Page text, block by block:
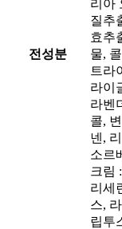
전성분
리아
질추
효추
물,
트라
라이
라벤
콜,
넨,
소르
크림
리세
스,
립투